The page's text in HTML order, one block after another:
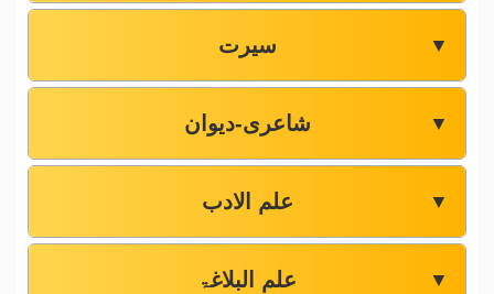
سیرت ▼
شاعری-دیوان ▼
علم الادب ▼
علم البلاغۃ ▼